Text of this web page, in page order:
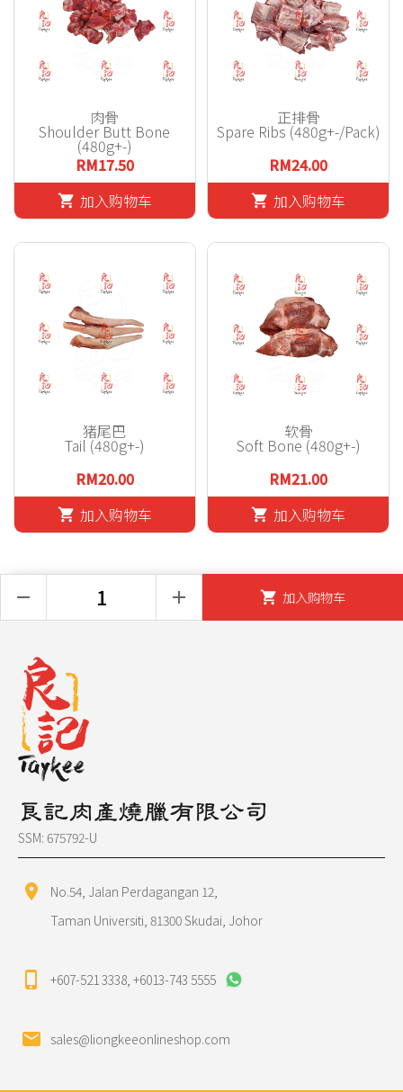
肉骨
Shoulder Butt Bone
(480g+-)
RM17.50
shopping_cart 加入购物车
正排骨
Spare Ribs (480g+-/Pack)
RM24.00
shopping_cart 加入购物车
猪尾巴
Tail (480g+-)
RM20.00
shopping_cart 加入购物车
软骨
Soft Bone (480g+-)
RM21.00
shopping_cart 加入购物车
remove add shopping_cart 加入购物车
良記肉產燒臘有限公司
SSM: 675792-U
location_on
No.54, Jalan Perdagangan 12,
Taman Universiti, 81300 Skudai, Johor
phone_iphone +607-521 3338 +6013-743 5555
mail sales@liongkeeonlineshop.com